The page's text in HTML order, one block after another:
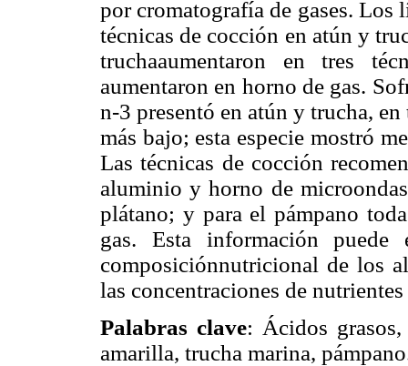
por cromatografía de gases. Los
técnicas de cocción en atún y
truchaaumentaron en tres
aumentaron en horno de gas.
n-3 presentó en atún y trucha,
más bajo; esta especie mostró
Las técnicas de cocción
aluminio y horno de
plátano; y para el pámpano
gas. Esta información
composiciónnutricional de los
las concentraciones de
Palabras clave: Ácidos
amarilla, trucha marina,